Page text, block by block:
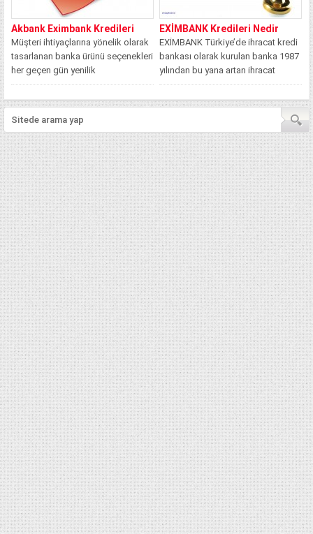
Akbank Eximbank Kredileri
Müşteri ihtiyaçlarına yönelik olarak
tasarlanan banka ürünü seçenekleri
her geçen gün yenilik
kazanmaktadır. Yenilikçi hizmet...
EXİMBANK Kredileri Nedir
EXİMBANK Türkiye’de ihracat kredi
bankası olarak kurulan banka 1987
yılından bu yana artan ihracat
potansiyelinde...